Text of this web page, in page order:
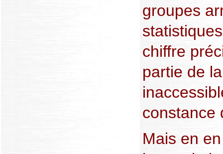
groupes
chiffre
partie de
constance
Mais en